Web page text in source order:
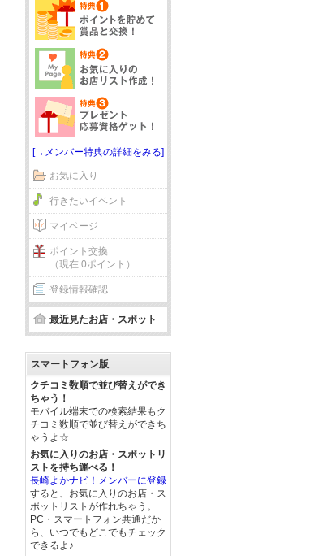
[→メンバー特典の詳細をみる]
お気に入り
行きたいイベント
マイページ
ポイント交換
（現在 0ポイント）
登録情報確認
最近見たお店・スポット
スマートフォン版
クチコミ数順で並び替えができ
ちゃう！
モバイル端末での検索結果もク
チコミ数順で並び替えができち
ゃうよ☆
お気に入りのお店・スポットリ
ストを持ち運べる！
長崎よかナビ！メンバーに登録
すると、お気に入りのお店・ス
ポットリストが作れちゃう。
PC・スマートフォン共通だか
ら、いつでもどこでもチェック
できるよ♪